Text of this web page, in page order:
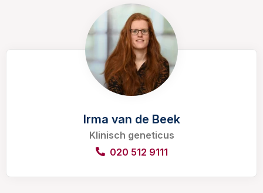
Irma van de Beek
Klinisch geneticus
020 512 9111